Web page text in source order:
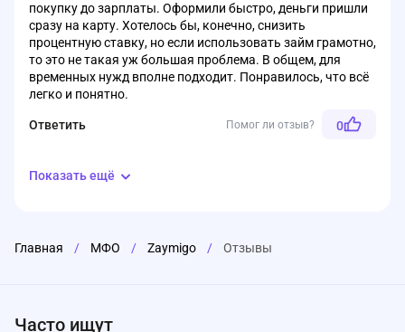
покупку до зарплаты. Оформили быстро, деньги пришли
сразу на карту. Хотелось бы, конечно, снизить
процентную ставку, но если использовать займ грамотно,
то это не такая уж большая проблема. В общем, для
временных нужд вполне подходит. Понравилось, что всё
легко и понятно.
Ответить Помог ли отзыв? 0
Показать ещё
Главная / МФО / Zaymigo / Отзывы
Часто ищут